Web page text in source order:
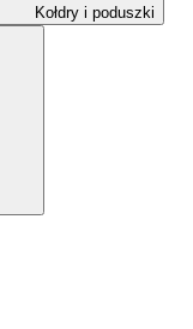
Kołdry i poduszki